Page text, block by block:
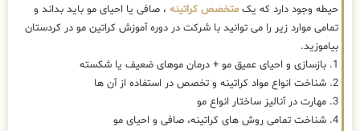
حیطه وجود دارد که یک متخصص کراتینه ، صافی یا احیای مو باید بداند و
تمامی موارد زیر را می توانید با شرکت در دوره آموزش کراتین مو در کردستان
بیاموزید.
1. بازسازی و احیای عمیق مو + درمان موهای ضعیف یا شکسته
2. شناخت انواع مواد کراتینه و تخصص در استفاده از آن ها
3. مهارت در آنالیز ساختار انواع مو
4. شناخت تمامی روش های کراتینه، صافی و احیای مو